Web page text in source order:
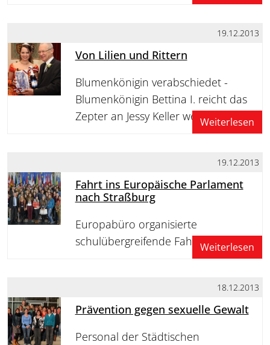
19.12.2013
Von Lilien und Rittern
Blumenkönigin verabschiedet -
Blumenkönigin Bettina I. reicht das
Zepter an Jessy Keller weiterWeiterlesen
19.12.2013
Fahrt ins Europäische Parlament
nach Straßburg
Europabüro organisierte
schulübergreifende Fahrt Weiterlesen
18.12.2013
Prävention gegen sexuelle Gewalt
Personal der Städtischen